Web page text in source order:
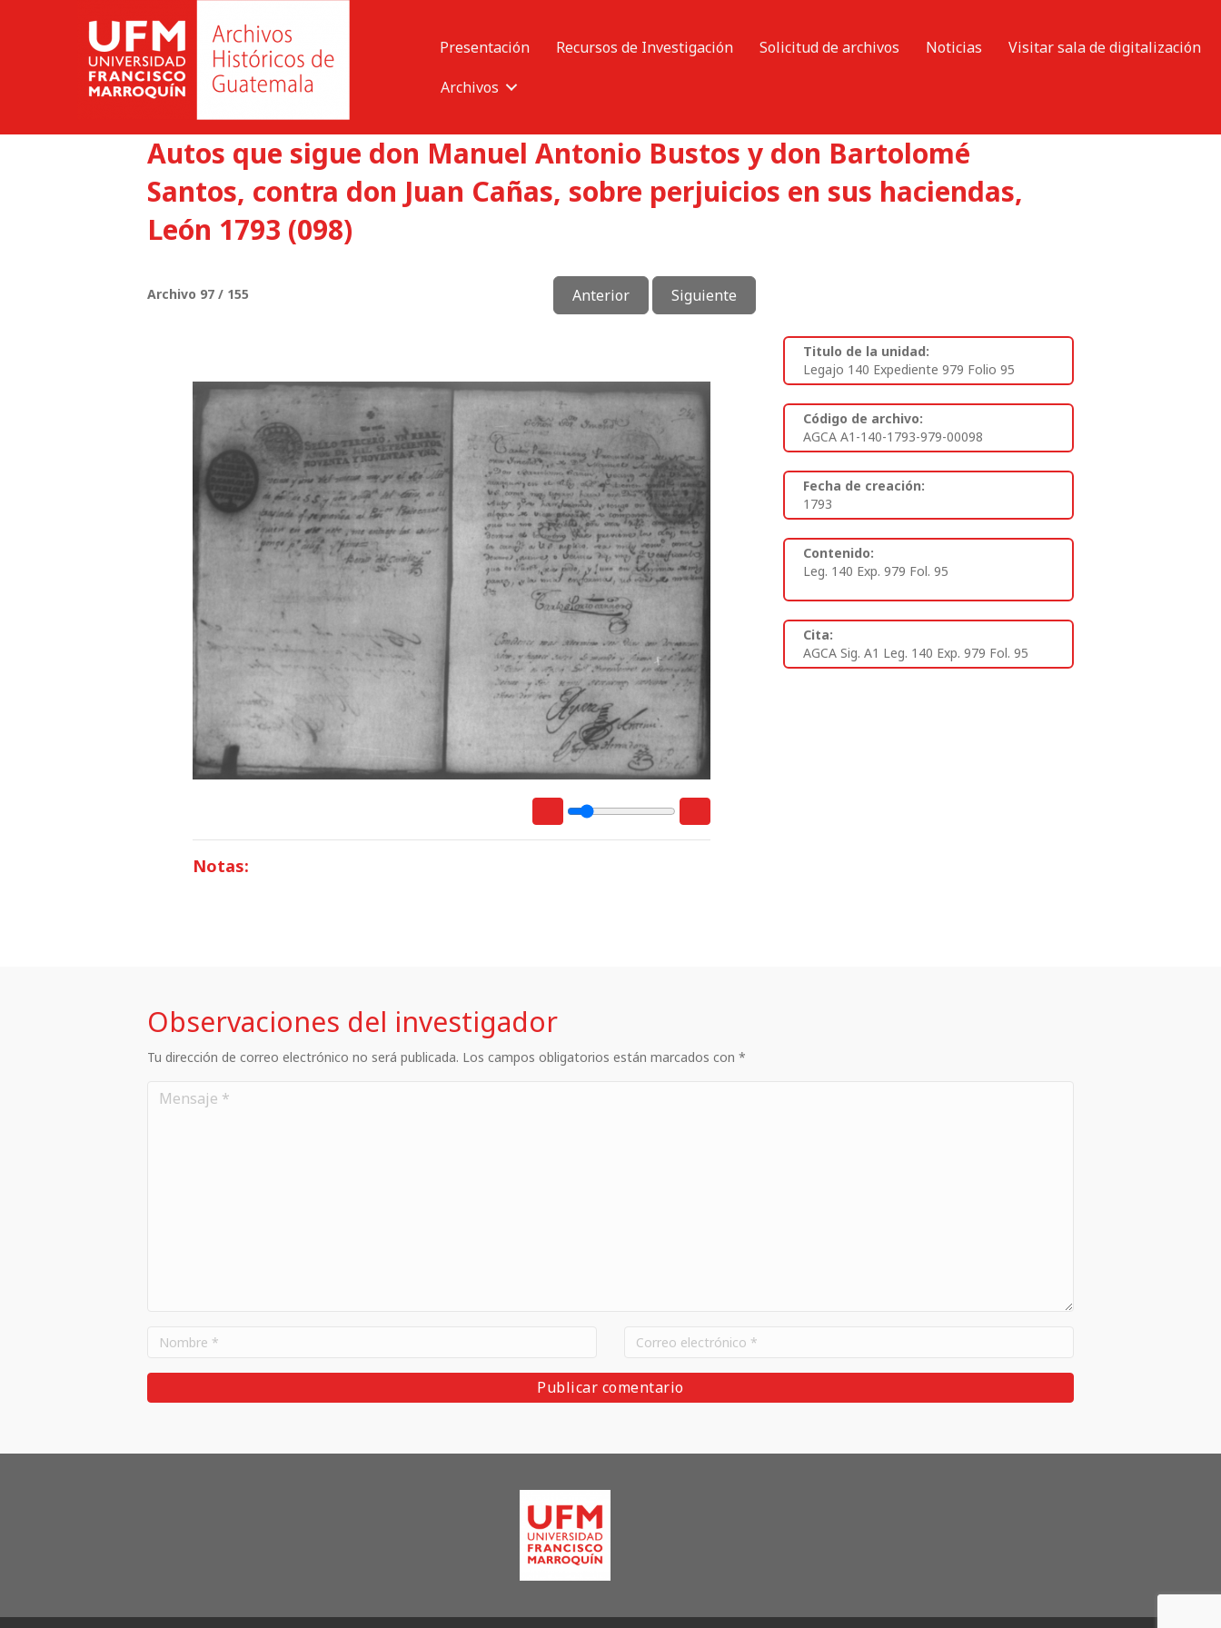
Presentación Recursos de Investigación Solicitud de archivos Noticias
Visitar sala de digitalización
Archivos
Autos que sigue don Manuel Antonio Bustos y don Bartolomé
Santos, contra don Juan Cañas, sobre perjuicios en sus haciendas,
León 1793 (098)
Archivo 97 / 155 Anterior Siguiente
Notas:
Titulo de la unidad:
Legajo 140 Expediente 979 Folio 95
Código de archivo:
AGCA A1-140-1793-979-00098
Fecha de creación:
1793
Contenido:
Leg. 140 Exp. 979 Fol. 95
Cita:
AGCA Sig. A1 Leg. 140 Exp. 979 Fol. 95
Observaciones del investigador
Tu dirección de correo electrónico no será publicada. Los campos obligatorios están marcados con *